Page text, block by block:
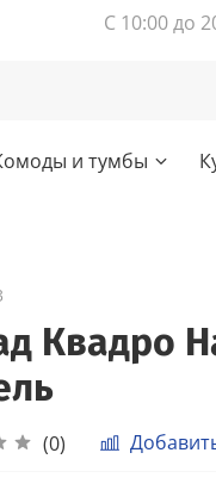
С 10:00 до
и тумбы
Квадро
(0)